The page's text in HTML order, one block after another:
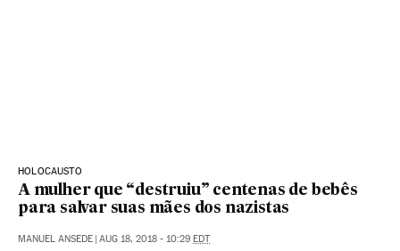
HOLOCAUSTO
A mulher que “destruiu” centenas de bebês
para salvar suas mães dos nazistas
MANUEL ANSEDE | AUG 18, 2018 - 10:29 EDT